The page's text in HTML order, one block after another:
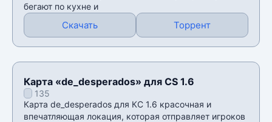
бегают по кухне и
Скачать Торрент
Карта «de_desperados» для CS 1.6
135
Карта de_desperados для КС 1.6 красочная и
впечатляющая локация, которая отправляет игроков